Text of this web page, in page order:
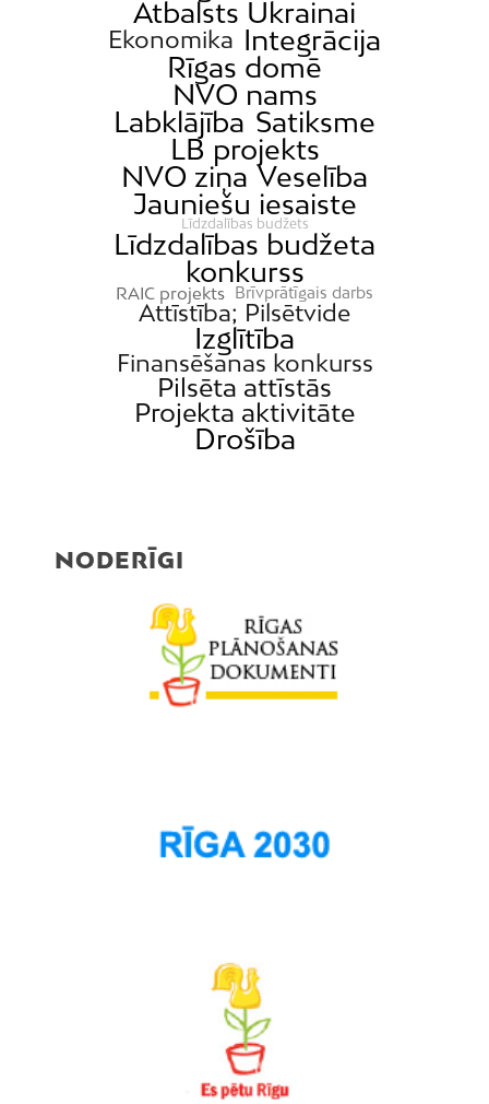
Atbalsts Ukrainai
Ekonomika Integrācija
Rīgas domē
NVO nams
Labklājība Satiksme
LB projekts
NVO ziņa Veselība
Jauniešu iesaiste
Līdzdalības budžets
Līdzdalības budžeta
konkurss
RAIC projekts Brīvprātīgais darbs
Attīstība; Pilsētvide
Izglītība
Finansēšanas konkurss
Pilsēta attīstās
Projekta aktivitāte
Drošība
NODERĪGI